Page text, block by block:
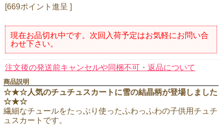
[669ポイント進呈 ]
現在お品切れ中です。次回入荷予定はお気軽にお問い合
わせ下さい。
注文後の発送前キャンセルや同梱不可・返品について
商品説明
☆★☆人気のチュチュスカートに雪の結晶柄が登場しました
☆★☆
繊細なチュールをたっぷり使ったふわっふわの子供用チュチ
ュスカートです。